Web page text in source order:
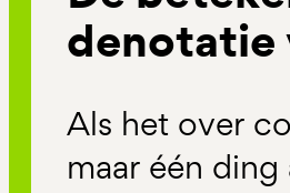
denotatie
Als het over
maar één